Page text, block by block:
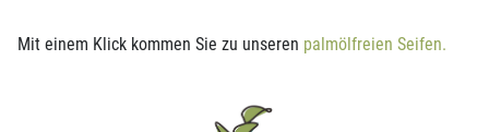
Mit einem Klick kommen Sie zu unseren palmölfreien Seifen.